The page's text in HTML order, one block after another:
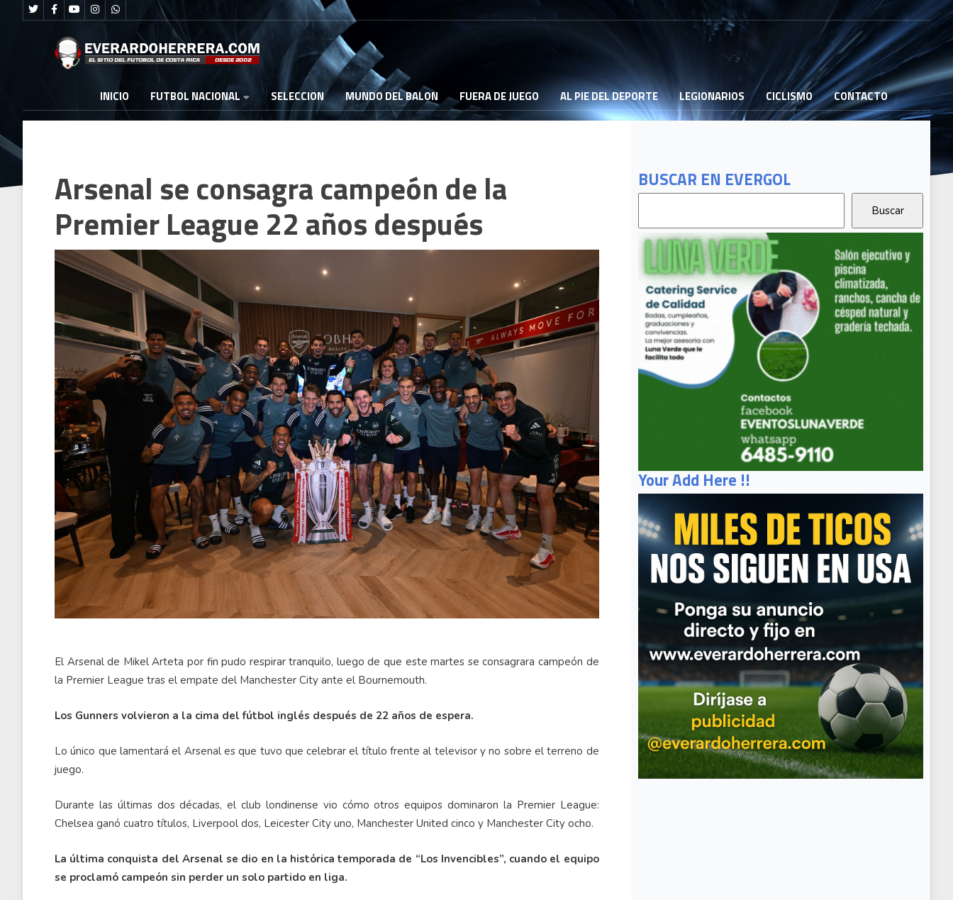
INICIO FUTBOL NACIONAL SELECCION MUNDO DEL BALON FUERA DE JUEGO AL PIE DEL DEPORTE LEGIONARIOS CICLISMO CONTACTO
BUSCAR EN EVERGOL
Your Add Here !!
Arsenal se consagra campeón de la
Premier League 22 años después
El Arsenal de Mikel Arteta por fin pudo respirar tranquilo, luego de que este martes se consagrara campeón de
la Premier League tras el empate del Manchester City ante el Bournemouth.
Los Gunners volvieron a la cima del fútbol inglés después de 22 años de espera.
Lo único que lamentará el Arsenal es que tuvo que celebrar el título frente al televisor y no sobre el terreno de
juego.
Durante las últimas dos décadas, el club londinense vio cómo otros equipos dominaron la Premier League:
Chelsea ganó cuatro títulos, Liverpool dos, Leicester City uno, Manchester United cinco y Manchester City ocho.
La última conquista del Arsenal se dio en la histórica temporada de “Los Invencibles”, cuando el equipo
se proclamó campeón sin perder un solo partido en liga.